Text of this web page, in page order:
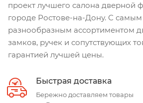
проект лучшего салона дверной
городе Ростове-на-Дону. С самым
разнообразным ассортиментом
замков, ручек и сопутствующих
гарантией лучшей цены.
Быстрая доставка
Бережно доставляем товары